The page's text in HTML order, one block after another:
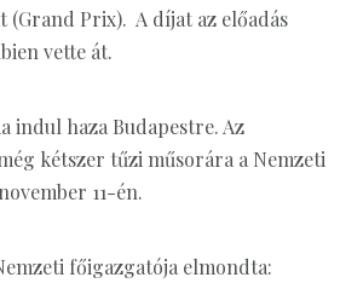
(Grand Prix). A díjat az előadás
vette át.
indul haza Budapestre. Az
kétszer tűzi műsorára a Nemzeti
11-én.
főigazgatója elmondta: